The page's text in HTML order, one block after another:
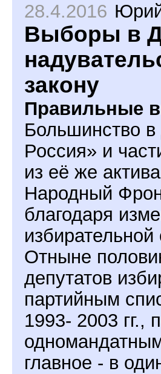
28.4.2016
Выборы в
закону
Правильные
Большинство
Россия» и
из её же
Народный
благодаря
Отныне
депутатов
партийным
1993- 2003 гг.,
главное - в